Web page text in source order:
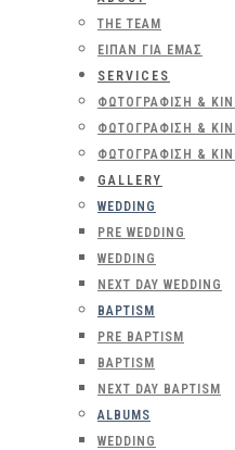
THE TEAM
ΕΊΠΑΝ ΓΙΑ ΕΜΆΣ
SERVICES
ΦΩΤΟΓΡΆΦΙΣΗ &
ΦΩΤΟΓΡΆΦΙΣΗ &
ΦΩΤΟΓΡΆΦΙΣΗ &
GALLERY
WEDDING
PRE WEDDING
WEDDING
NEXT DAY WEDDING
BAPTISM
PRE BAPTISM
BAPTISM
NEXT DAY BAPTISM
ALBUMS
WEDDING